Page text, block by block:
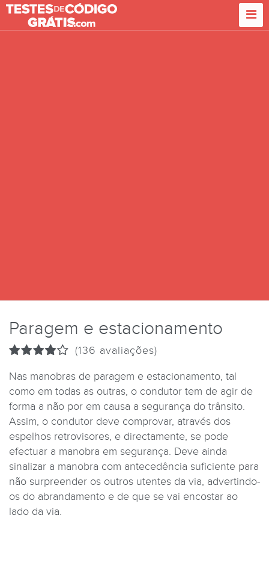
Paragem e estacionamento
(136 avaliações)
Nas manobras de paragem e estacionamento, tal
como em todas as outras, o condutor tem de agir de
forma a não por em causa a segurança do trânsito.
Assim, o condutor deve comprovar, através dos
espelhos retrovisores, e directamente, se pode
efectuar a manobra em segurança. Deve ainda
sinalizar a manobra com antecedência suficiente para
não surpreender os outros utentes da via, advertindo-
os do abrandamento e de que se vai encostar ao
lado da via.